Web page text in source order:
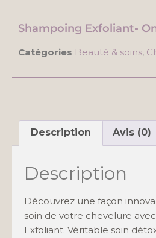
Shampoing Exfoliant-
Catégories Beauté & soins,
Description Avis (0)
Description
Découvrez une façon
soin de votre chevelure
Exfoliant. Véritable soin